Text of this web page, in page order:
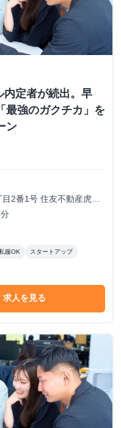
内定者が続出。早
最強のガクチカ」を
ン
2番1号 住友不動産虎ノ
服OK スタートアップ
求人を見る